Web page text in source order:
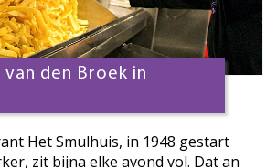
van den Broek in
Het Smulhuis, in 1948 gestart
zit bijna elke avond vol. Dat an